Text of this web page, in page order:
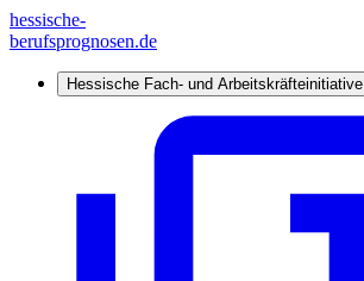
hessische-
berufsprognosen.de
Hessische Fach- und Arbeitskräfteinitiative